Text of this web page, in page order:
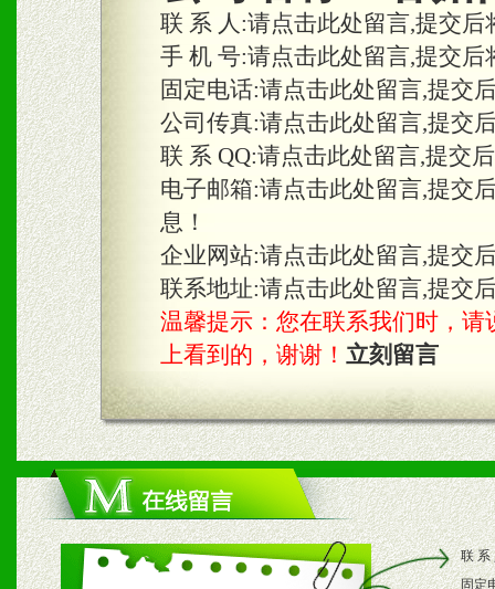
三、物料及媒体
1、免费提供体验及宣传彩
2、不定期在各大知名网站
知名度和影响力。
3、根据地方实际情况提供
具。
四、市场操作及支持
1、根据区域市场协助制定
2、根据具体情况公司给予
3、根据市场需要，派驻区
联 系 人:请点击此处留言,提交
手 机 号:请点击此处留言,提交
固定电话:请点击此处留言,提交
公司传真:请点击此处留言,提交
联 系 QQ:请点击此处留言,提交
电子邮箱:请点击此处留言,提交
息！
企业网站:请点击此处留言,提交
联系地址:请点击此处留言,提交
温馨提示：您在联系我们时，请
上看到的，谢谢！ 立刻留言
联 系
固定